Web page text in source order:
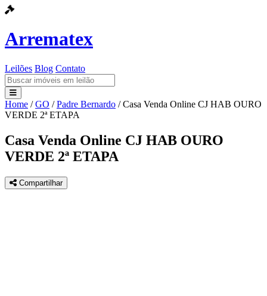
Arrematex
Leilões Blog Contato
Leilões
Blog
Contato
Home / GO / Padre Bernardo / Casa Venda Online CJ HAB OURO
VERDE 2ª ETAPA
Casa Venda Online CJ HAB OURO
VERDE 2ª ETAPA
Compartilhar